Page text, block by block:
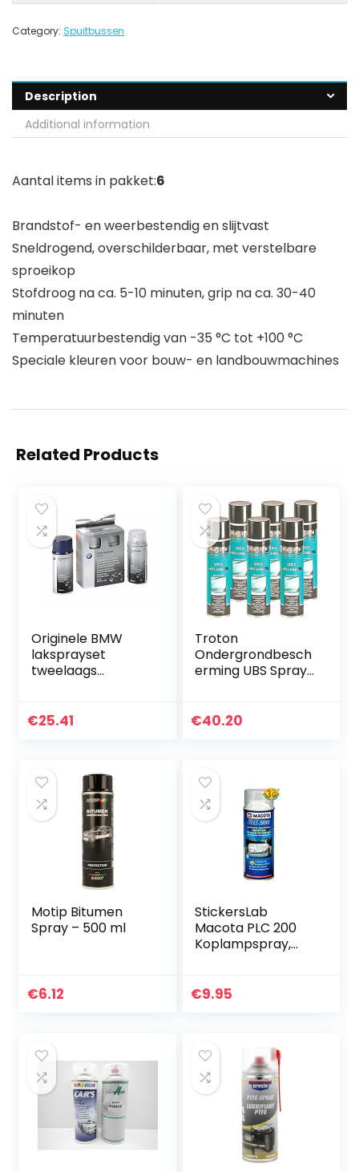
Category: Spuitbussen
Description
Additional information
Aantal items in pakket:6
Brandstof- en weerbestendig en slijtvast
Sneldrogend, overschilderbaar, met verstelbare
sproeikop
Stofdroog na ca. 5-10 minuten, grip na ca. 30-40
minuten
Temperatuurbestendig van -35 °C tot +100 °C
Speciale kleuren voor bouw- en landbouwmachines
Related Products
Originele BMW
laksprayset
tweelaags
€25.41
Troton
Ondergrondbesch
erming UBS Spray
slagbescherming
€40.20
Motip Bitumen
Spray – 500 ml
€6.12
StickersLab
Macota PLC 200
Koplampspray,
€9.95